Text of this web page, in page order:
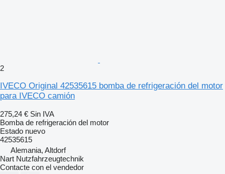
2
IVECO Original 42535615 bomba de refrigeración del motor
para IVECO camión
275,24 € Sin IVA
Bomba de refrigeración del motor
Estado nuevo
42535615
Alemania, Altdorf
Nart Nutzfahrzeugtechnik
Contacte con el vendedor